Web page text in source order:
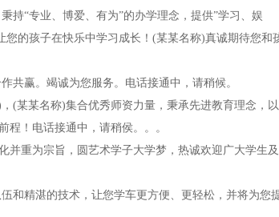
持“专业、博爱、有为”的办学理念，提供”学习、娱
的孩子在快乐中学习成长！(某某名称)真诚期待您和
共赢。竭诚为您服务。电话接通中，请稍候。
(某某名称)集合优秀师资力量，秉承先进教育理念，以
程！电话接通中，请稍侯。。。
并重为宗旨，圆艺术学子大学梦，热诚欢迎广大学生及
和精湛的技术，让您学车更方便、更轻松，并将为您